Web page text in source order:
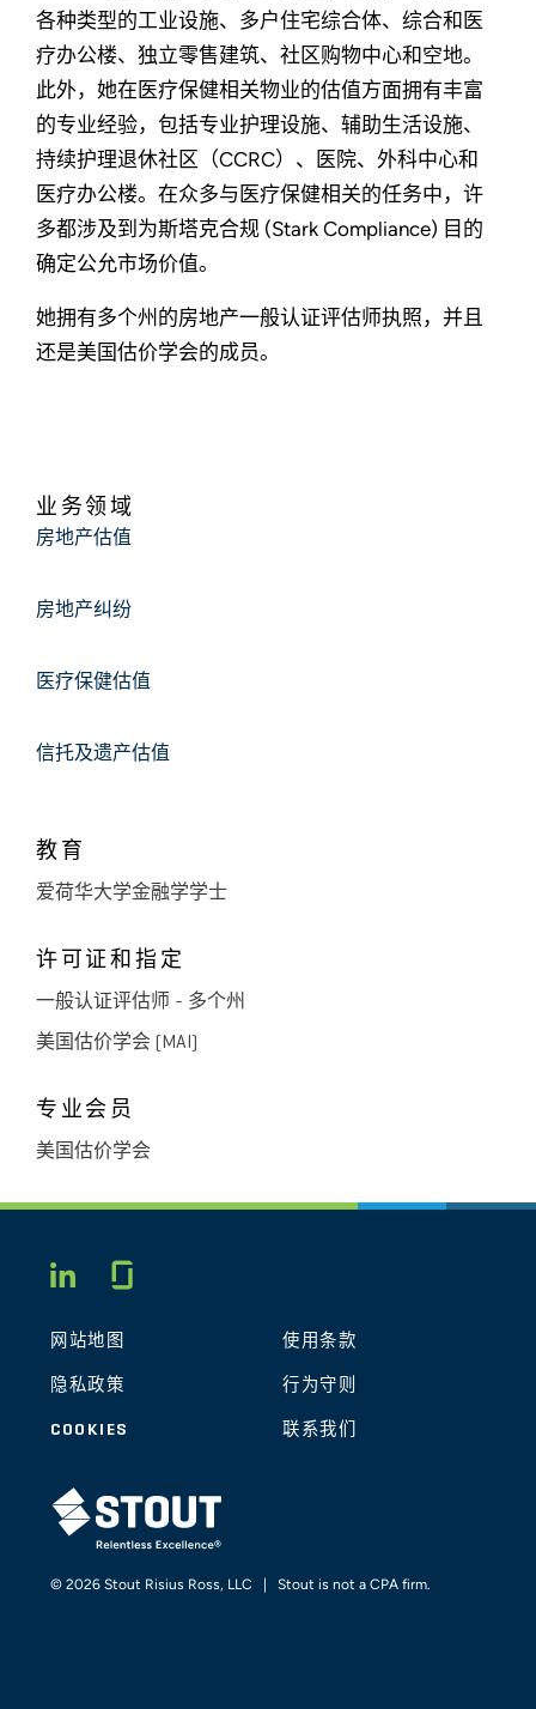
各种类型的工业设施、多户住宅综合体、综合和医
疗办公楼、独立零售建筑、社区购物中心和空地。
此外，她在医疗保健相关物业的估值方面拥有丰富
的专业经验，包括专业护理设施、辅助生活设施、
持续护理退休社区（CCRC）、医院、外科中心和
医疗办公楼。在众多与医疗保健相关的任务中，许
多都涉及到为斯塔克合规 (Stark Compliance) 目的
确定公允市场价值。
她拥有多个州的房地产一般认证评估师执照，并且
还是美国估价学会的成员。
业务领域
房地产估值
房地产纠纷
医疗保健估值
信托及遗产估值
教育
爱荷华大学金融学学士
许可证和指定
一般认证评估师 - 多个州
美国估价学会 (MAI)
专业会员
美国估价学会
LINKEDIN
网站地图 使用条款
隐私政策 行为守则
COOKIES 联系我们
STOUT LOGO
© 2026 Stout Risius Ross, LLC | Stout is not a CPA firm.